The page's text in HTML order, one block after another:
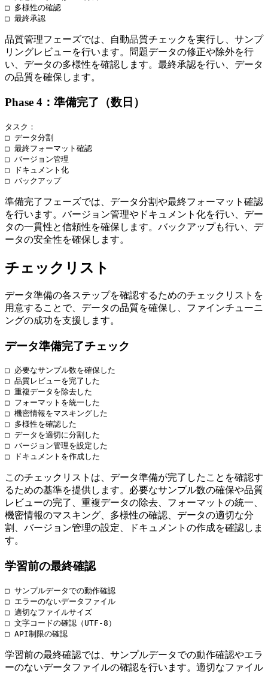
□ 多様性の確認
品質管理フェーズでは、自動品質チェックを実行し、サンプ
リングレビューを行います。問題データの修正や除外を行
い、データの多様性を確認します。最終承認を行い、データ
の品質を確保します。
Phase 4：準備完了（数日）
タスク：
□ データ分割
□ 最終フォーマット確認
□ バージョン管理
□ ドキュメント化
準備完了フェーズでは、データ分割や最終フォーマット確認
を行います。バージョン管理やドキュメント化を行い、デー
タの一貫性と信頼性を確保します。バックアップも行い、デ
ータの安全性を確保します。
チェックリスト
データ準備の各ステップを確認するためのチェックリストを
用意することで、データの品質を確保し、ファインチューニ
ングの成功を支援します。
データ準備完了チェック
□ 必要なサンプル数を確保した
□ 品質レビューを完了した
□ 重複データを除去した
□ フォーマットを統一した
□ 機密情報をマスキングした
□ 多様性を確認した
□ データを適切に分割した
□ バージョン管理を設定した
このチェックリストは、データ準備が完了したことを確認す
るための基準を提供します。必要なサンプル数の確保や品質
レビューの完了、重複データの除去、フォーマットの統一、
機密情報のマスキング、多様性の確認、データの適切な分
割、バージョン管理の設定、ドキュメントの作成を確認しま
す。
学習前の最終確認
□ サンプルデータでの動作確認
□ エラーのないデータファイル
□ 適切なファイルサイズ
□ 文字コードの確認（UTF-8）
学習前の最終確認では、サンプルデータでの動作確認やエラ
ーのないデータファイルの確認を行います。適切なファイル